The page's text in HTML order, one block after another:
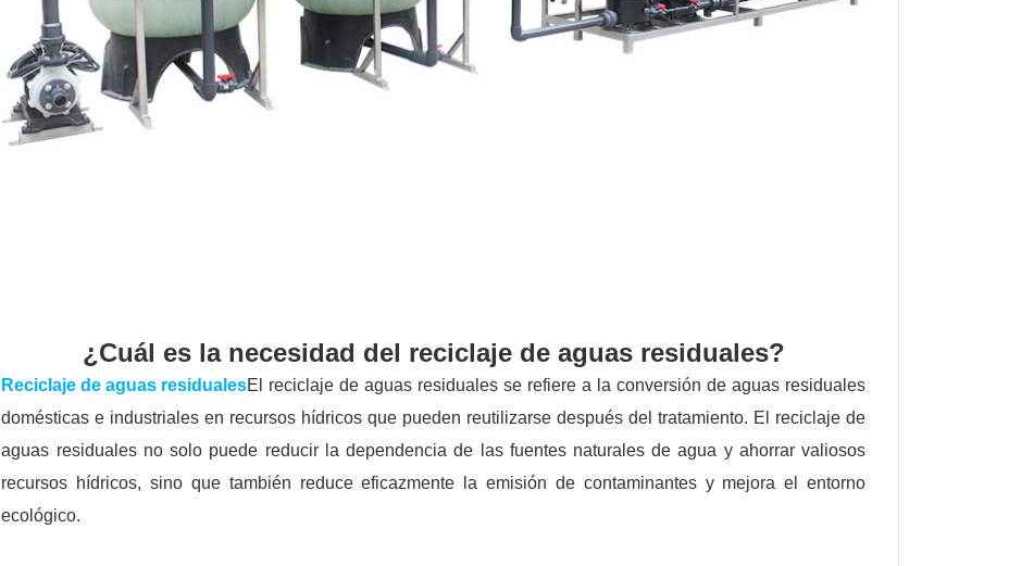
¿Cuál es la necesidad del reciclaje de aguas residuales?
Reciclaje de aguas residualesEl reciclaje de aguas residuales se refiere a la conversión de aguas residuales
domésticas e industriales en recursos hídricos que pueden reutilizarse después del tratamiento. El reciclaje de
aguas residuales no solo puede reducir la dependencia de las fuentes naturales de agua y ahorrar valiosos
recursos hídricos, sino que también reduce eficazmente la emisión de contaminantes y mejora el entorno
ecológico.